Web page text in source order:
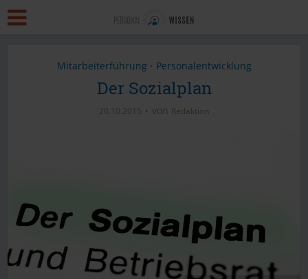
Mitarbeiterführung • Personalentwicklung
Der Sozialplan
20.10.2015 von Redaktion